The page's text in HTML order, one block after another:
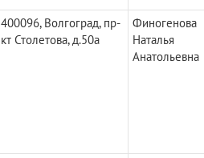
400096, Волгоград, пр-
кт Столетова, д.50а
Финогенова
Наталья
Анатольевна